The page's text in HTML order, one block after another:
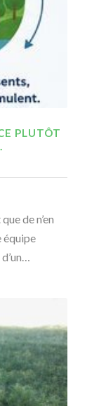
PLUTÔT
de n’en
équipe